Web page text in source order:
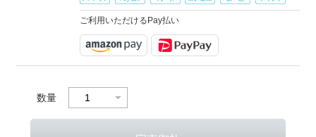
ご利用いただけるPay払い
数量